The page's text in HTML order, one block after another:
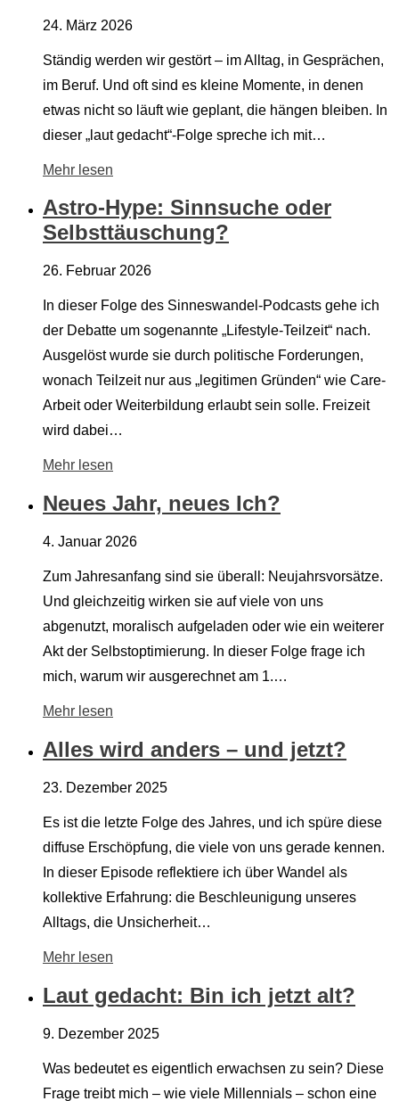
24. März 2026
Ständig werden wir gestört – im Alltag, in Gesprächen,
im Beruf. Und oft sind es kleine Momente, in denen
etwas nicht so läuft wie geplant, die hängen bleiben. In
dieser „laut gedacht“-Folge spreche ich mit…
Mehr lesen
Astro-Hype: Sinnsuche oder
Selbsttäuschung?
26. Februar 2026
In dieser Folge des Sinneswandel-Podcasts gehe ich
der Debatte um sogenannte „Lifestyle-Teilzeit“ nach.
Ausgelöst wurde sie durch politische Forderungen,
wonach Teilzeit nur aus „legitimen Gründen“ wie Care-
Arbeit oder Weiterbildung erlaubt sein solle. Freizeit
wird dabei…
Mehr lesen
Neues Jahr, neues Ich?
4. Januar 2026
Zum Jahresanfang sind sie überall: Neujahrsvorsätze.
Und gleichzeitig wirken sie auf viele von uns
abgenutzt, moralisch aufgeladen oder wie ein weiterer
Akt der Selbstoptimierung. In dieser Folge frage ich
mich, warum wir ausgerechnet am 1.…
Mehr lesen
Alles wird anders – und jetzt?
23. Dezember 2025
Es ist die letzte Folge des Jahres, und ich spüre diese
diffuse Erschöpfung, die viele von uns gerade kennen.
In dieser Episode reflektiere ich über Wandel als
kollektive Erfahrung: die Beschleunigung unseres
Alltags, die Unsicherheit…
Mehr lesen
Laut gedacht: Bin ich jetzt alt?
9. Dezember 2025
Was bedeutet es eigentlich erwachsen zu sein? Diese
Frage treibt mich – wie viele Millennials – schon eine